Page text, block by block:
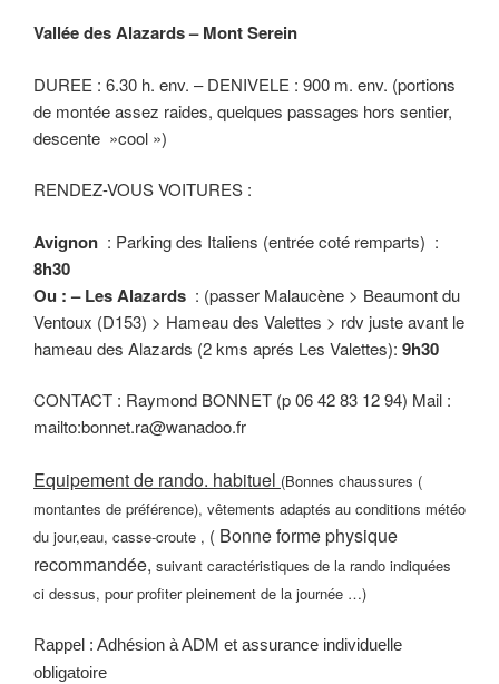
Vallée des Alazards – Mont Serein
DUREE : 6.30 h. env. – DENIVELE : 900 m. env. (portions
de montée assez raides, quelques passages hors sentier,
descente »cool »)
RENDEZ-VOUS VOITURES :
Avignon : Parking des Italiens (entrée coté remparts) :
8h30
Ou : – Les Alazards : (passer Malaucène > Beaumont du
Ventoux (D153) > Hameau des Valettes > rdv juste avant le
hameau des Alazards (2 kms aprés Les Valettes): 9h30
CONTACT : Raymond BONNET (p 06 42 83 12 94) Mail :
mailto:bonnet.ra@wanadoo.fr
Equipement de rando. habituel (Bonnes chaussures (
montantes de préférence), vêtements adaptés au conditions météo
du jour,eau, casse-croute , ( Bonne forme physique
recommandée, suivant caractéristiques de la rando indiquées
ci dessus, pour profiter pleinement de la journée …)
Rappel : Adhésion à ADM et assurance individuelle
obligatoire